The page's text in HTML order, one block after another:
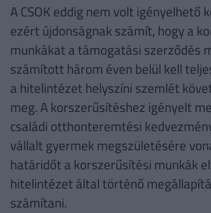
A CSOK eddig nem volt igényelhető
ezért újdonságnak számít, hogy a
munkákat a támogatási szerződés
számított három éven belül kell
a hitelintézet helyszíni szemlét
meg. A korszerűsítéshez igényelt
családi otthonteremtési
vállalt gyermek megszületésére
határidőt a korszerűsítési munkák
hitelintézet által történő
számítani.